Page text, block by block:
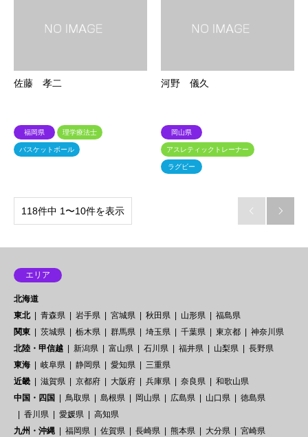
佐藤 孝二
福岡県 理学療法士
バスケットボール
河野 儀久
岡山県
アスレティックトレーナー
ラグビー
118件中 1〜10件を表示  
エリア
北海道
東北
青森県 岩手県 宮城県 秋田県 山形県
福島県
関東
茨城県 栃木県 群馬県 埼玉県 千葉県 東京都
神奈川県
北陸・甲信越
新潟県 富山県 石川県 福井県 山梨県
長野県
東海
岐阜県 静岡県 愛知県
三重県
近畿
滋賀県 京都府 大阪府 兵庫県 奈良県
和歌山県
中国・四国
鳥取県 島根県 岡山県 広島県 山口県
徳島県
香川県
愛媛県
高知県
九州・沖縄
福岡県 佐賀県 長崎県 熊本県 大分県
宮崎県